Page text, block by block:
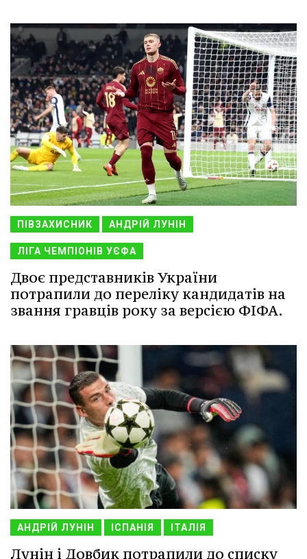
ПІВЗАХИСНИК АНДРІЙ ЛУНІН
ЛІГА ЧЕМПІОНІВ УЄФА
Двоє представників України
потрапили до переліку кандидатів на
звання гравців року за версією ФІФА.
АНДРІЙ ЛУНІН ІСПАНІЯ ІТАЛІЯ
Лунін і Довбик потрапили до списку